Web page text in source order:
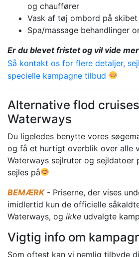
og chauffører
Vask af tøj ombord på skibet
Spa/massage behandlinger
Er du blevet fristet og vil vide
Så kontakt os for flere detaljer,
specielle kampagne tilbud
Alternative flod
Waterways
Du ligeledes benytte vores
og få et hurtigt overblik over alle
Waterways sejlruter og sejldatoer
sejles på
BEMÆRK- Priserne, der vises
imidlertid kun de officielle
Waterways, og ikke udvalgte
Vigtig info om
Som oftest kan vi nemlig tilbyde